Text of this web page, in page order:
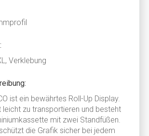
Verklebung
ist ein bewährtes Roll-Up Display.
leicht zu transportieren und besteht
mit zwei Standfüßen.
die Grafik sicher bei jedem